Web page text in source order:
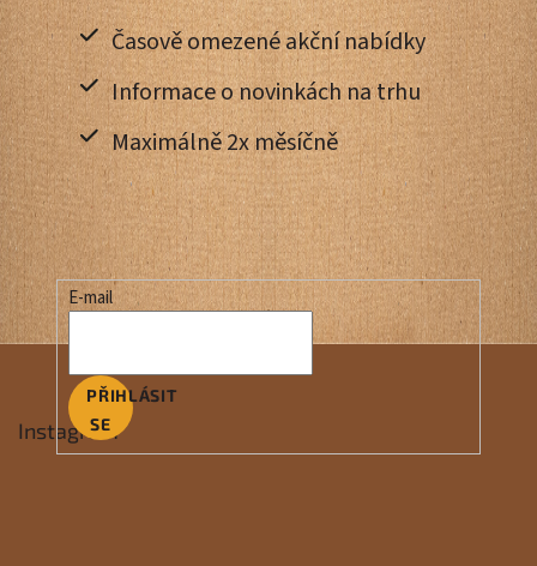
Časově omezené akční nabídky
Informace o novinkách na trhu
Maximálně 2x měsíčně
E-mail
PŘIHLÁSIT
SE
Instagram